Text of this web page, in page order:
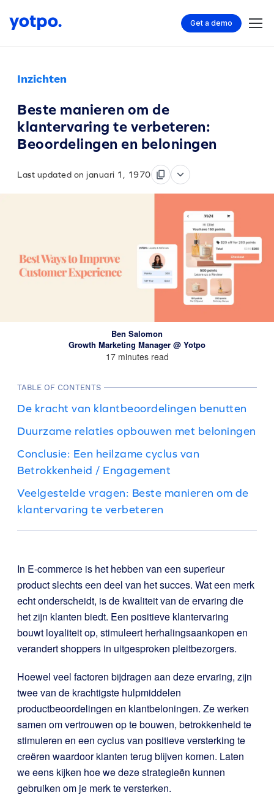
Get a demo
Inzichten
Beste manieren om de
klantervaring te verbeteren:
Beoordelingen en beloningen
Last updated on januari 1, 1970
Ben Salomon
Growth Marketing Manager @ Yotpo
17 minutes read
TABLE OF CONTENTS
De kracht van klantbeoordelingen benutten
Duurzame relaties opbouwen met beloningen
Conclusie: Een heilzame cyclus van
Betrokkenheid / Engagement
Veelgestelde vragen: Beste manieren om de
klantervaring te verbeteren
In E-commerce is het hebben van een superieur
product slechts een deel van het succes. Wat een merk
echt onderscheidt, is de kwaliteit van de ervaring die
het zijn klanten biedt. Een positieve klantervaring
bouwt loyaliteit op, stimuleert herhalingsaankopen en
verandert shoppers in uitgesproken pleitbezorgers.
Hoewel veel factoren bijdragen aan deze ervaring, zijn
twee van de krachtigste hulpmiddelen
productbeoordelingen en klantbeloningen. Ze werken
samen om vertrouwen op te bouwen, betrokkenheid te
stimuleren en een cyclus van positieve versterking te
creëren waardoor klanten terug blijven komen. Laten
we eens kijken hoe we deze strategieën kunnen
gebruiken om je merk te versterken.